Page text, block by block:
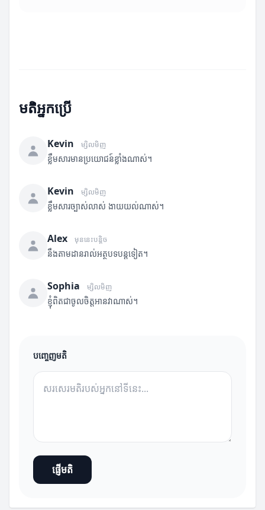
មតិអ្នកប្រើ
Kevin ម្សិលមិញ
ខ្លឹមសារមានប្រយោជន៍ខ្លាំងណាស់។
Kevin ម្សិលមិញ
ខ្លឹមសារច្បាស់លាស់ ងាយយល់ណាស់។
Alex មុននេះបន្តិច
នឹងតាមដានរាល់អត្ថបទបន្តទៀត។
Sophia ម្សិលមិញ
ខ្ញុំពិតជាចូលចិត្តអានវាណាស់។
បញ្ចេញមតិ
ផ្ញើមតិ